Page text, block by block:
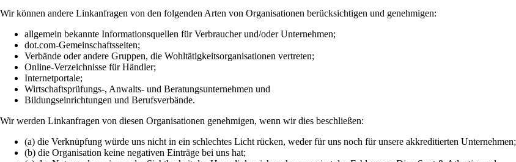
Wir können andere Linkanfragen von den folgenden Arten von Organisationen berücksichtigen und genehmigen:
allgemein bekannte Informationsquellen für Verbraucher und/oder Unternehmen;
dot.com-Gemeinschaftsseiten;
Verbände oder andere Gruppen, die Wohltätigkeitsorganisationen vertreten;
Online-Verzeichnisse für Händler;
Internetportale;
Wirtschaftsprüfungs-, Anwalts- und Beratungsunternehmen und
Bildungseinrichtungen und Berufsverbände.
Wir werden Linkanfragen von diesen Organisationen genehmigen, wenn wir dies beschließen:
(a) die Verknüpfung würde uns nicht in ein schlechtes Licht rücken, weder für uns noch für unsere akkreditierten Unternehmen;
(b) die Organisation keine negativen Einträge bei uns hat;